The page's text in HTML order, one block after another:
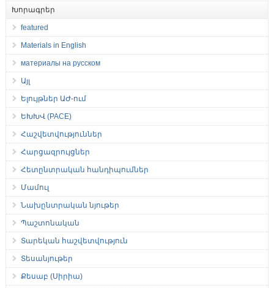
Խորագրեր
featured
Materials in English
материалы на русском
Այլ
Ելույթներ ԱԺ-ում
ԵԽԽՎ (PACE)
Հաշվետվություններ
Հարցազրույցներ
Հետընտրական հանդիպումներ
Մամուլ
Նախընտրական նյութեր
Պաշտոնական
Տարեկան հաշվետվություն
Տեսանյութեր
Քեսաբ (Սիրիա)